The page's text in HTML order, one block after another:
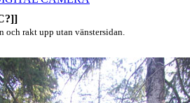
och rakt upp utan vänstersidan.